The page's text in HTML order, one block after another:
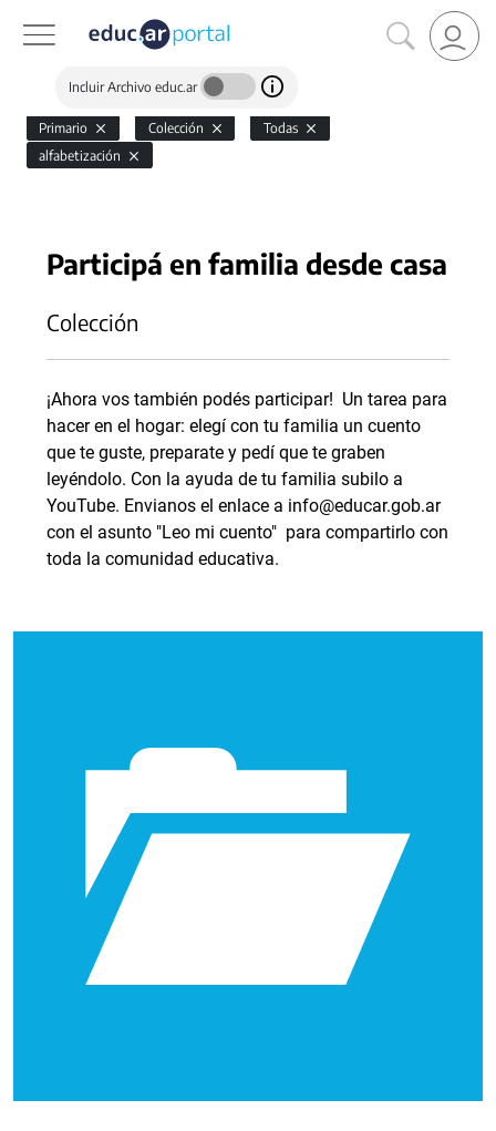
Incluir Archivo educ.ar
Primario Colección
Todas
alfabetización
Participá en familia desde casa
Colección
¡Ahora vos también podés participar! Un tarea para
hacer en el hogar: elegí con tu familia un cuento
que te guste, preparate y pedí que te graben
leyéndolo. Con la ayuda de tu familia subilo a
YouTube. Envianos el enlace a info@educar.gob.ar
con el asunto "Leo mi cuento" para compartirlo con
toda la comunidad educativa.